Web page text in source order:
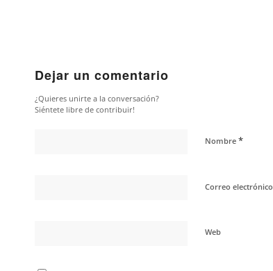
Dejar un comentario
¿Quieres unirte a la conversación?
Siéntete libre de contribuir!
Nombre *
Correo electrónico
Web